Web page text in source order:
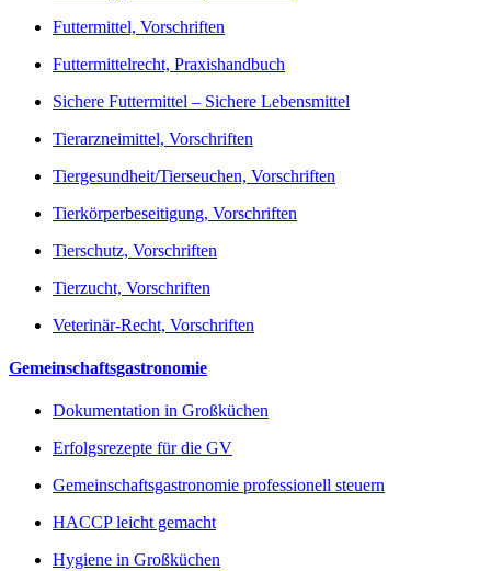
Futtermittel, Vorschriften
Futtermittelrecht, Praxishandbuch
Sichere Futtermittel – Sichere Lebensmittel
Tierarzneimittel, Vorschriften
Tiergesundheit/Tierseuchen, Vorschriften
Tierkörperbeseitigung, Vorschriften
Tierschutz, Vorschriften
Tierzucht, Vorschriften
Veterinär-Recht, Vorschriften
Gemeinschaftsgastronomie
Dokumentation in Großküchen
Erfolgsrezepte für die GV
Gemeinschaftsgastronomie professionell steuern
HACCP leicht gemacht
Hygiene in Großküchen